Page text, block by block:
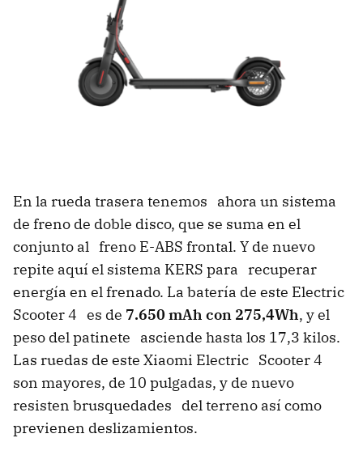
En la rueda trasera tenemos ahora un sistema
de freno de doble disco, que se suma en el
conjunto al freno E-ABS frontal. Y de nuevo
repite aquí el sistema KERS para recuperar
energía en el frenado. La batería de este Electric
Scooter 4 es de 7.650 mAh con 275,4Wh, y el
peso del patinete asciende hasta los 17,3 kilos.
Las ruedas de este Xiaomi Electric Scooter 4
son mayores, de 10 pulgadas, y de nuevo
resisten brusquedades del terreno así como
previenen deslizamientos.